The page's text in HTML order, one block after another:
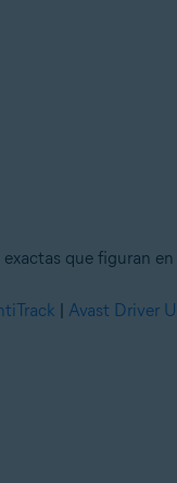
que figuran
| Avast Driver